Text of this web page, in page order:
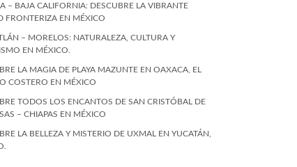
– BAJA CALIFORNIA: DESCUBRE LA VIBRANTE
FRONTERIZA EN MÉXICO
– MORELOS: NATURALEZA, CULTURA Y
EN MÉXICO.
LA MAGIA DE PLAYA MAZUNTE EN OAXACA, EL
COSTERO EN MÉXICO
TODOS LOS ENCANTOS DE SAN CRISTÓBAL DE
– CHIAPAS EN MÉXICO
LA BELLEZA Y MISTERIO DE UXMAL EN YUCATÁN,